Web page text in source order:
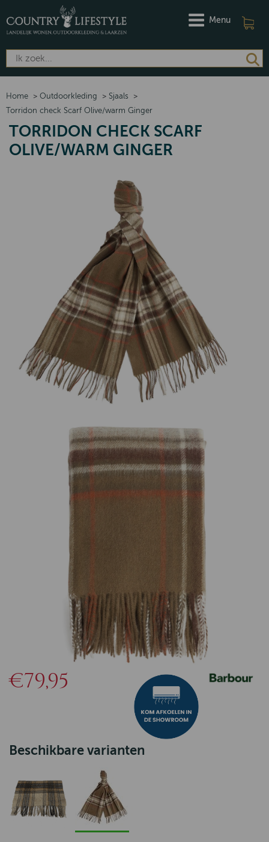
Menu
Home > Outdoorkleding > Sjaals
>
Torridon check Scarf Olive/warm Ginger
TORRIDON CHECK SCARF
OLIVE/WARM GINGER
€79,95
Beschikbare varianten